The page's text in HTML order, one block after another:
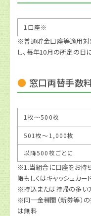
1口座※
※普通貯金口座等適用対
し、毎年10月の所定の日
窓口両替手数
1枚～500枚
501枚～1,000枚
以降500枚ごとに
※1.当組合に口座をお持
帳もしくはキャッシュカー
※持込または持帰の多い
※同一金種間（新券等）
は無料